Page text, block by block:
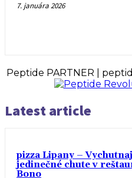
7. januára 2026
Peptide PARTNER |
Latest article
pizza Lipany –
jedinečné chute v
Bono